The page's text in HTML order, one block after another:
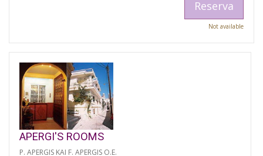
Reserva
Not available
APERGI'S ROOMS
P. APERGIS KAI F. APERGIS O.E.